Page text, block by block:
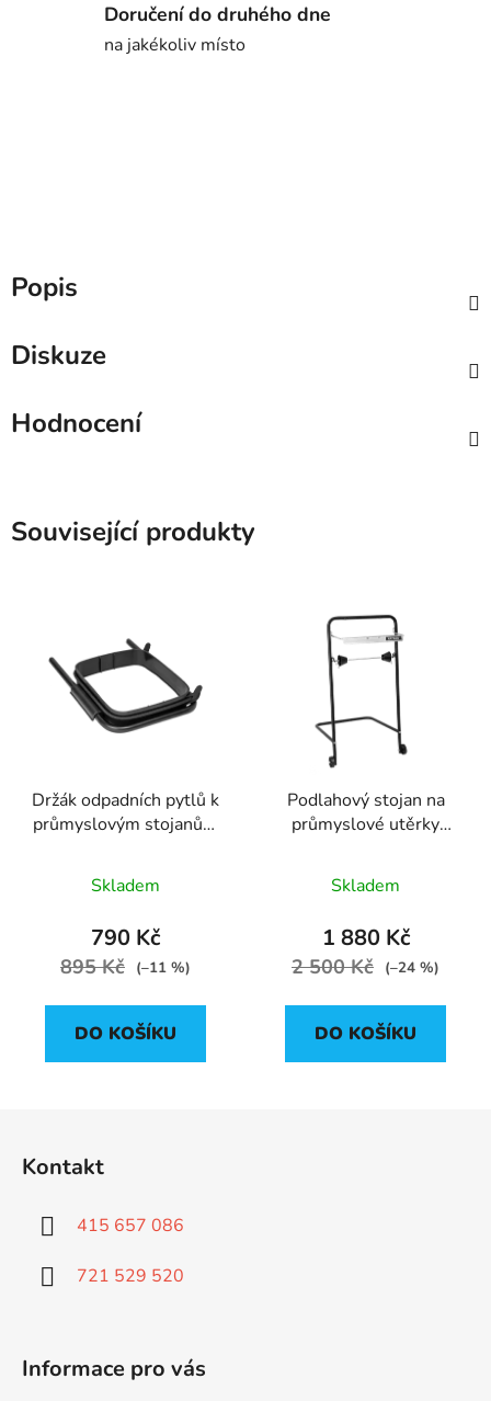
Doručení do druhého dne
na jakékoliv místo
Popis
Diskuze
Hodnocení
Související produkty
Držák odpadních pytlů k
průmyslovým stojanům
Skladem
790 Kč
895 Kč (–11 %)
DO KOŠÍKU
Podlahový stojan na
průmyslové utěrky
Skladem
1 880 Kč
2 500 Kč (–24 %)
DO KOŠÍKU
Kontakt
415 657 086
721 529 520
Informace pro vás